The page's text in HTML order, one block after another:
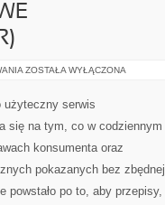
MEDIACJE
POZASĄDOWE
ROZWIĄZYWANIE
(ODR)
ZOSTAŁA WYŁĄCZONA
użyteczny serwis
się na tym, co w codziennym
konsumenta oraz
pokazanych bez zbędnej
powstało po to, aby przepisy,